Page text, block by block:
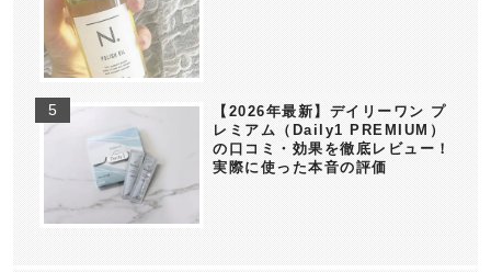
【2026年最新】デイリーワン プ
レミアム（Daily1 PREMIUM）
の口コミ・効果を徹底レビュー！
実際に使った本音の評価